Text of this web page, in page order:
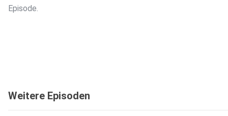
Episode.
Weitere Episoden